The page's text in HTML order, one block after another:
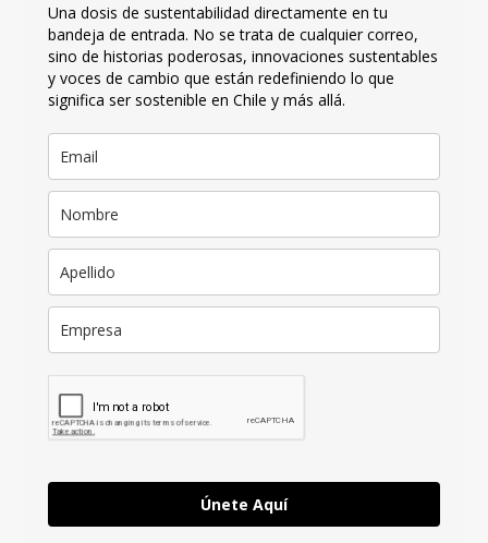
Una dosis de sustentabilidad directamente en tu
bandeja de entrada. No se trata de cualquier correo,
sino de historias poderosas, innovaciones sustentables
y voces de cambio que están redefiniendo lo que
significa ser sostenible en Chile y más allá.
Únete Aquí